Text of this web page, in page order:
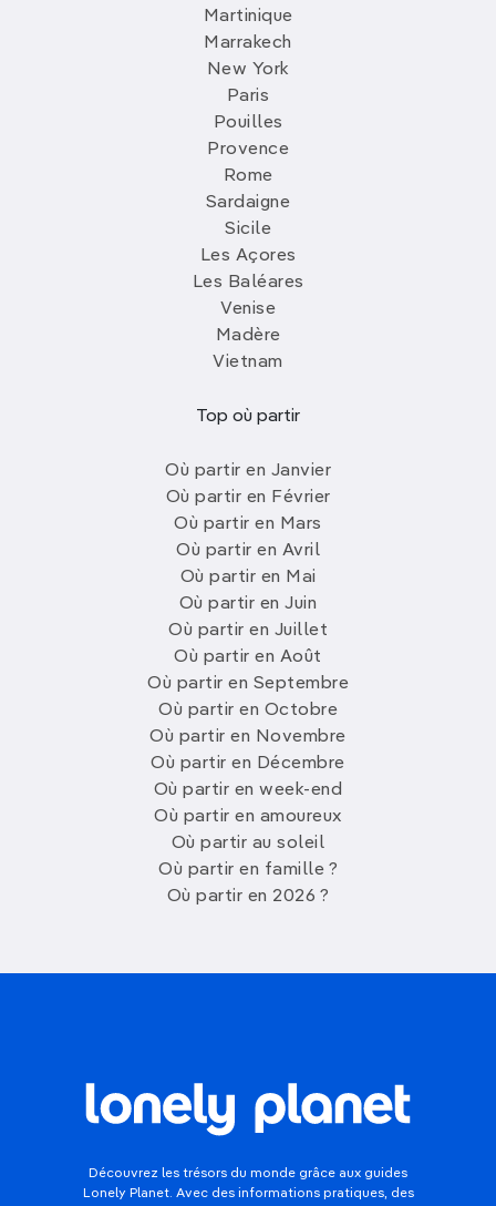
Martinique
Marrakech
New York
Paris
Pouilles
Provence
Rome
Sardaigne
Sicile
Les Açores
Les Baléares
Venise
Madère
Vietnam
Top où partir
Où partir en Janvier
Où partir en Février
Où partir en Mars
Où partir en Avril
Où partir en Mai
Où partir en Juin
Où partir en Juillet
Où partir en Août
Où partir en Septembre
Où partir en Octobre
Où partir en Novembre
Où partir en Décembre
Où partir en week-end
Où partir en amoureux
Où partir au soleil
Où partir en famille ?
Où partir en 2026 ?
Découvrez les trésors du monde grâce aux guides
Lonely Planet. Avec des informations pratiques, des